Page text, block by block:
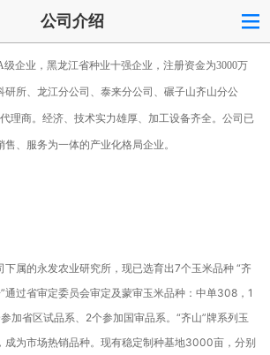
公司介绍
企业，黑龙江省种业十强企业，注册资金为3000万
研所、龙江分公司、泰来分公司、碾子山齐山分公
理商。经济、技术实力雄厚、加工设备齐全。公司已
、服务为一体的产业化格局企业。
下属的永发农业研究所，现已选育出7个玉米品种 “齐
通过省审定委员会审定及蒙审玉米品种：中单308，1
加省区试品系、2个参加国审品系。“齐山”牌系列玉
成为市场热销品种。现有稳定制种基地3000亩，分别